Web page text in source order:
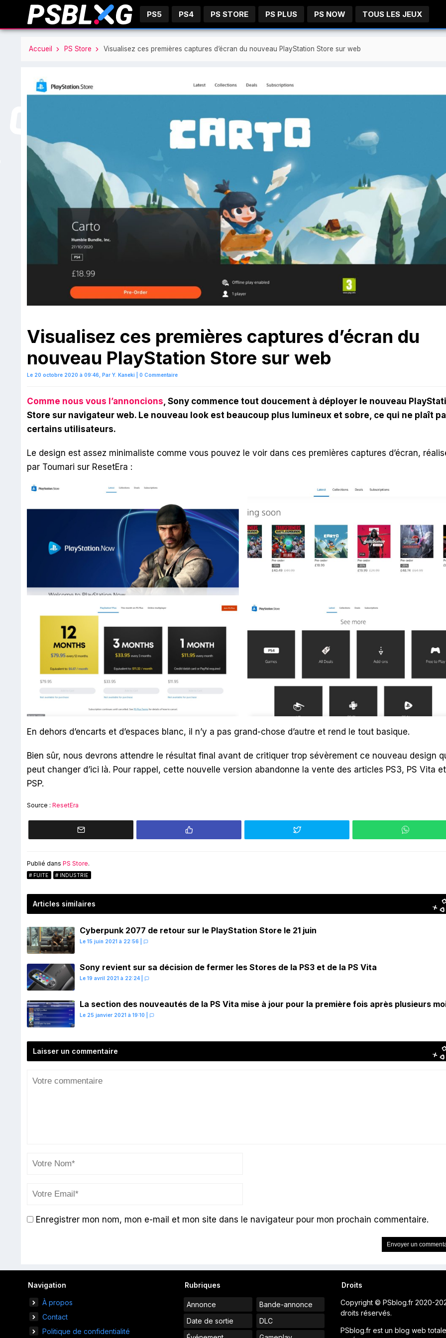
PS5 PS4 PS STORE PS PLUS PS NOW TOUS LES JEUX
Accueil PS Store Visualisez ces premières captures d’écran du nouveau PlayStation Store sur web
Visualisez ces premières captures d’écran du
nouveau PlayStation Store sur web
Le 20 octobre 2020 à 09:46, Par Y. Kaneki 0 Commentaire
Comme nous vous l’annoncions, Sony commence tout doucement à déployer le nouveau
Store sur navigateur web. Le nouveau look est beaucoup plus lumineux et sobre, ce qui ne plaît
certains utilisateurs.
Le design est assez minimaliste comme vous pouvez le voir dans ces premières captures d’écran,
par Toumari sur ResetEra :
En dehors d’encarts et d’espaces blanc, il n’y a pas grand-chose d’autre et rend le tout basique.
Bien sûr, nous devrons attendre le résultat final avant de critiquer trop sévèrement ce nouveau design
peut changer d’ici là. Pour rappel, cette nouvelle version abandonne la vente des articles PS3, PS Vita et
PSP.
Source : ResetEra
Publié dans PS Store.
FUITE INDUSTRIE
Articles similaires
Cyberpunk 2077 de retour sur le PlayStation Store le 21 juin
Le 15 juin 2021 à 22:56
Sony revient sur sa décision de fermer les Stores de la PS3 et de la PS Vita
Le 19 avril 2021 à 22:24
La section des nouveautés de la PS Vita mise à jour pour la première fois après plusieurs
Le 25 janvier 2021 à 19:10
Laisser un commentaire
Enregistrer mon nom, mon e-mail et mon site dans le navigateur pour mon prochain commentaire.
Navigation
À propos
Contact
Politique de confidentialité
Rubriques
Annonce
Bande-annonce
Date de sortie
DLC
Droits
Copyright © PSblog.fr 2020-
droits réservés.
PSblog.fr est un blog web